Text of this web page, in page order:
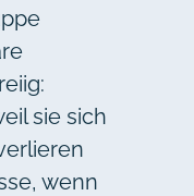
sie sich
wenn